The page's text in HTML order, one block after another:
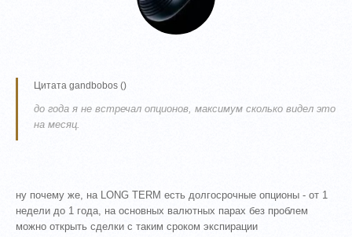
Цитата gandbobos ()
до года я не встречал опционов, максимум сколько видел это
на месяц.
ну почему же, на LONG TERM есть долгосрочные опционы - от 1
недели до 1 года, на основных валютных парах без проблем
можно открыть сделки с таким сроком экспирации